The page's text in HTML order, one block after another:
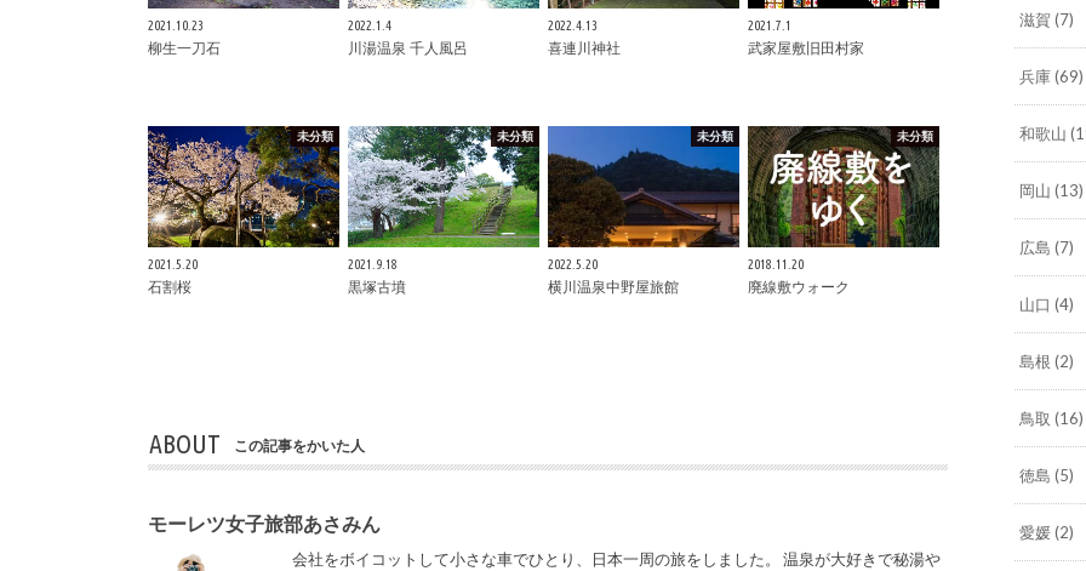
2021.10.23
柳生一刀石
2022.1.4
川湯温泉 千人風呂
2022.4.13
喜連川神社
2021.7.1
武家屋敷旧田村家
未分類
2021.5.20
石割桜
未分類
2021.9.18
黒塚古墳
未分類
2022.5.20
横川温泉中野屋旅館
未分類
2018.11.20
廃線敷ウォーク
ABOUT この記事をかいた人
モーレツ女子旅部あさみん
会社をボイコットして小さな車でひとり、日本一周の旅をしました。 温泉が大好きで秘湯や
滋賀 (7)
兵庫(69)
和歌山
岡山 (13)
広島 (7)
山口 (4)
島根 (2)
鳥取 (16)
徳島 (5)
愛媛(2)